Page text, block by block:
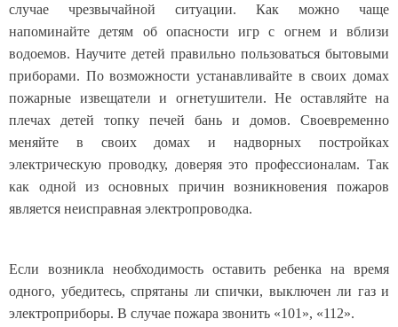
случае чрезвычайной ситуации. Как можно чаще
напоминайте детям об опасности игр с огнем и вблизи
водоемов. Научите детей правильно пользоваться бытовыми
приборами. По возможности устанавливайте в своих домах
пожарные извещатели и огнетушители. Не оставляйте на
плечах детей топку печей бань и домов. Своевременно
меняйте в своих домах и надворных постройках
электрическую проводку, доверяя это профессионалам. Так
как одной из основных причин возникновения пожаров
является неисправная электропроводка.
Если возникла необходимость оставить ребенка на время
одного, убедитесь, спрятаны ли спички, выключен ли газ и
электроприборы. В случае пожара звонить «101», «112».